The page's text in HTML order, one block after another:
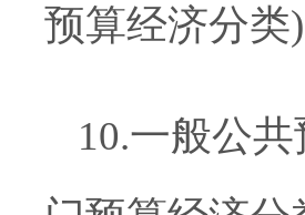
预算经济分类)
10.一般公